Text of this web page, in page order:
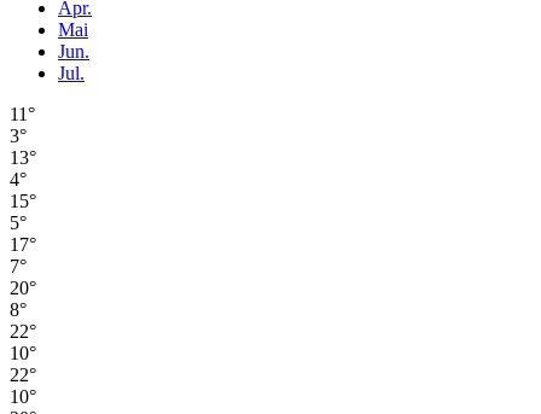
Apr.
Mai
Jun.
Jul.
11°
3°
13°
4°
15°
5°
17°
7°
20°
8°
22°
10°
22°
10°